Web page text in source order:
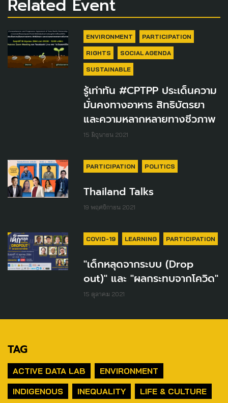
Related Event
ENVIRONMENT PARTICIPATION
RIGHTS SOCIAL AGENDA
SUSTAINABLE
รู้เท่าทัน #CPTPP ประเด็นความ
มั่นคงทางอาหาร สิทธิบัตรยา
และความหลากหลายทางชีวภาพ
15 มิถุนายน 2021
PARTICIPATION POLITICS
Thailand Talks
19 พฤศจิกายน 2021
COVID-19 LEARNING PARTICIPATION
"เด็กหลุดจากระบบ (Drop
out)" และ "ผลกระทบจากโควิด"
15 ตุลาคม 2021
TAG
ACTIVE DATA LAB
ENVIRONMENT
INDIGENOUS
INEQUALITY
LIFE & CULTURE